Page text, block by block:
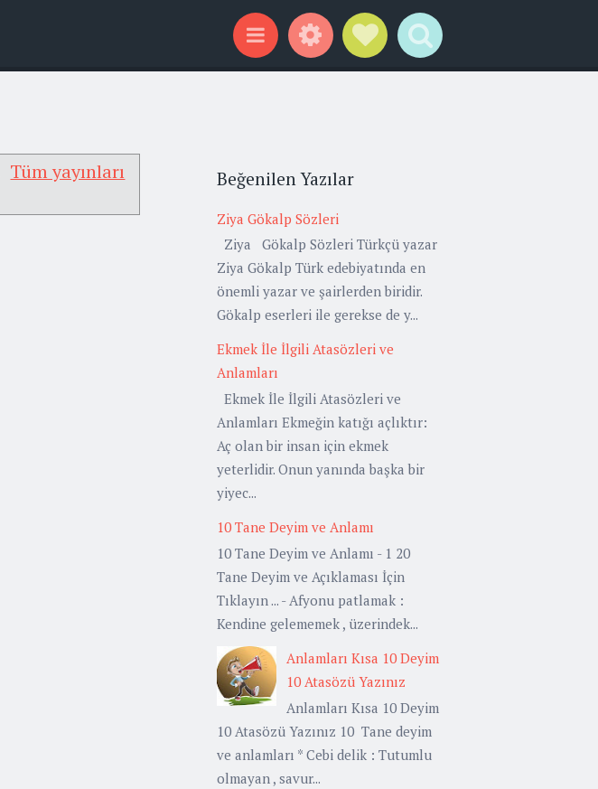
Menu WidgetsSocial Links
Search
Tüm yayınları
Beğenilen Yazılar
Ziya Gökalp Sözleri
Ziya Gökalp Sözleri Türkçü yazar
Ziya Gökalp Türk edebiyatında en
önemli yazar ve şairlerden biridir.
Gökalp eserleri ile gerekse de y...
Ekmek İle İlgili Atasözleri ve
Anlamları
Ekmek İle İlgili Atasözleri ve
Anlamları Ekmeğin katığı açlıktır:
Aç olan bir insan için ekmek
yeterlidir. Onun yanında başka bir
yiyec...
10 Tane Deyim ve Anlamı
10 Tane Deyim ve Anlamı - 1 20
Tane Deyim ve Açıklaması İçin
Tıklayın ... - Afyonu patlamak :
Kendine gelememek , üzerindek...
Anlamları Kısa 10 Deyim
10 Atasözü Yazınız
Anlamları Kısa 10 Deyim
10 Atasözü Yazınız 10 Tane deyim
ve anlamları * Cebi delik : Tutumlu
olmayan , savur...